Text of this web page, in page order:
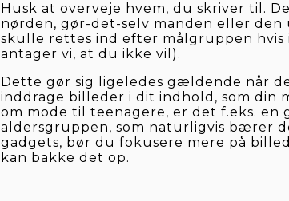
Husk at overveje hvem, du skriver til.
nørden, gør-det-selv manden eller
skulle rettes ind efter målgruppen
antager vi, at du ikke vil).
Dette gør sig ligeledes gældende når
inddrage billeder i dit indhold, som din
om mode til teenagere, er det f.eks.
aldersgruppen, som naturligvis bærer
gadgets, bør du fokusere mere på
kan bakke det op.